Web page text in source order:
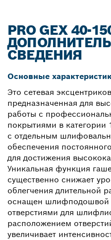
PRO GEX 40-
СВЕДЕНИЯ
Основные
Это сетевая
предназначенная для
работы с
покрытиями в
с отдельным
обеспечения
для достижения
Уникальная функция
существенно снижает
облегчения длительной
оснащен шлифподошвой
отверстиями для
расположением
увеличивает